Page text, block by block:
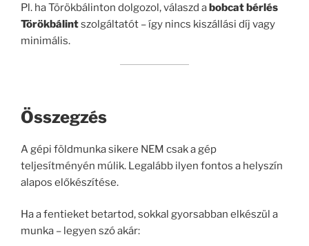
Pl. ha Törökbálinton dolgozol, válaszd abobcat bérlés
Törökbálintszolgáltatót – így nincs kiszállási díj vagy
minimális.
Összegzés
A gépi földmunka sikere NEM csak a gép
teljesítményén múlik. Legalább ilyen fontos a helyszín
alapos előkészítése.
Ha a fentieket betartod, sokkal gyorsabban elkészül a
munka – legyen szó akár: